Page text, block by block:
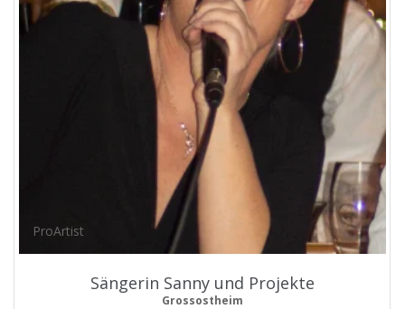
ProArtist
Sängerin Sanny und Projekte
Grossostheim